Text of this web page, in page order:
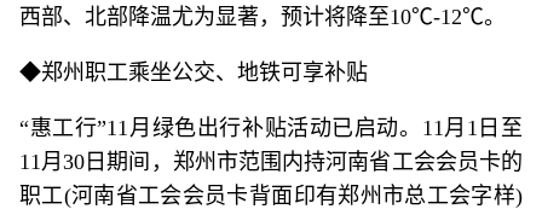
西部、北部降温尤为显著，预计将降至10℃-12℃。
◆郑州职工乘坐公交、地铁可享补贴
“惠工行”11月绿色出行补贴活动已启动。11月1日至
11月30日期间，郑州市范围内持河南省工会会员卡的
职工(河南省工会会员卡背面印有郑州市总工会字样)